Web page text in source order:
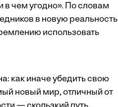
в чем угодно». По словам
в новую реальность
использовать
как иначе убедить свою
новый мир, отличный от